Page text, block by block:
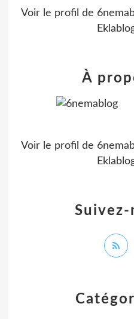
Voir le profil de
Suivez-
À
Voir le profil de